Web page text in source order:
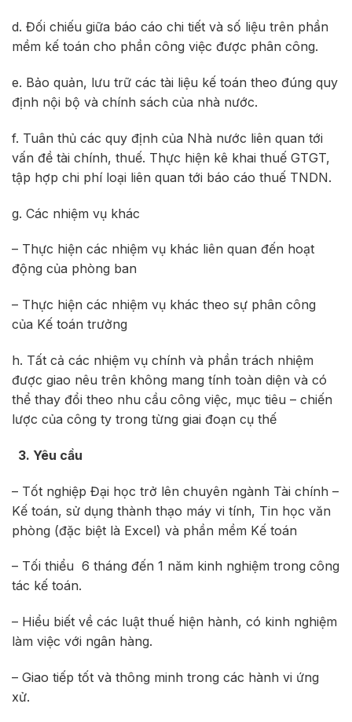
d. Đối chiếu giữa báo cáo chi tiết và số liệu trên phần
mềm kế toán cho phần công việc được phân công.
e. Bảo quản, lưu trữ các tài liệu kế toán theo đúng quy
định nội bộ và chính sách của nhà nước.
f. Tuân thủ các quy định của Nhà nước liên quan tới
vấn đề tài chính, thuế. Thực hiện kê khai thuế GTGT,
tập hợp chi phí loại liên quan tới báo cáo thuế TNDN.
g. Các nhiệm vụ khác
– Thực hiện các nhiệm vụ khác liên quan đến hoạt
động của phòng ban
– Thực hiện các nhiệm vụ khác theo sự phân công
của Kế toán trưởng
h. Tất cả các nhiệm vụ chính và phần trách nhiệm
được giao nêu trên không mang tính toàn diện và có
thể thay đổi theo nhu cầu công việc, mục tiêu – chiến
lược của công ty trong từng giai đoạn cụ thế
3. Yêu cầu
– Tốt nghiệp Đại học trở lên chuyên ngành Tài chính –
Kế toán, sử dụng thành thạo máy vi tính, Tin học văn
phòng (đặc biệt là Excel) và phần mềm Kế toán
– Tối thiểu 6 tháng đến 1 năm kinh nghiệm trong công
tác kế toán.
– Hiểu biết về các luật thuế hiện hành, có kinh nghiệm
làm việc với ngân hàng.
– Giao tiếp tốt và thông minh trong các hành vi ứng
xử.